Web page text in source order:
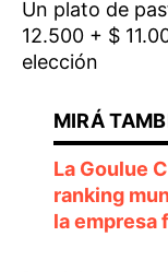
Un plato de
12.500 + $
elección
La Goulue
ranking
la empresa